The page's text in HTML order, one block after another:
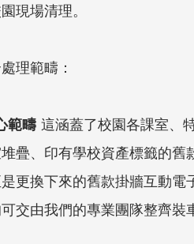
現場清理。
理範疇：
範疇 這涵蓋了校園各課室、
疊、印有學校資產標籤的舊
更換下來的舊款掛牆互動電
交由我們的專業團隊整齊裝